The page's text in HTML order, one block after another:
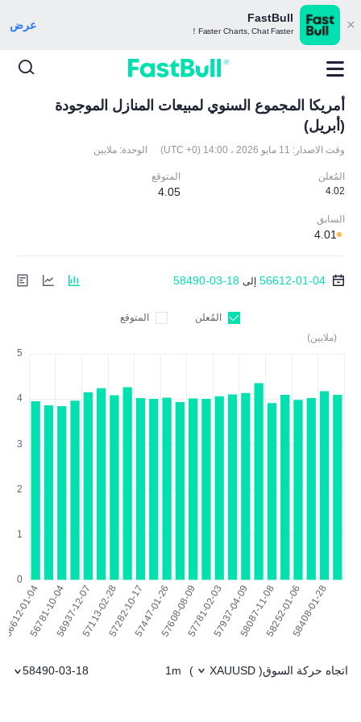
FastBull
Faster Charts, Chat Faster！ عرض
أمريكا المجموع السنوي لمبيعات المنازل الموجودة
(أبريل)
وقت الاصدار: 11 مايو 2026 ، 14:00 (UTC +0) الوحدة: ملايين
المُعلن
4.02
المتوقع
4.05
السابق
4.01
56612-01-04 إلى 58490-03-18
المُعلن
المتوقع
(ملايين)
اتجاه حركة السوق(
XAUUSD
)
1m
58490-03-18